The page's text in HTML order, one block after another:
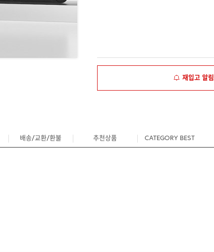
재입고 알림
배송/교환/환불 추천상품 CATEGORY BEST